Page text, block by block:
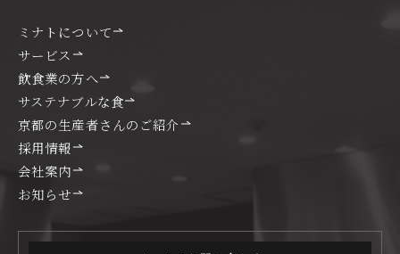
ミナトについて
サービス
飲食業の方へ
サステナブルな食
京都の生産者さんのご紹介
採用情報
会社案内
お知らせ